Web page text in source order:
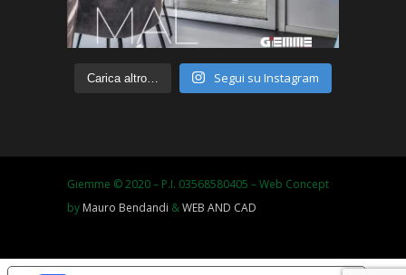
Carica altro… Segui su Instagram
Giemme © 2020 – P.I. 03568580405 – Web Concept
by Mauro Bendandi &WEB AND CAD